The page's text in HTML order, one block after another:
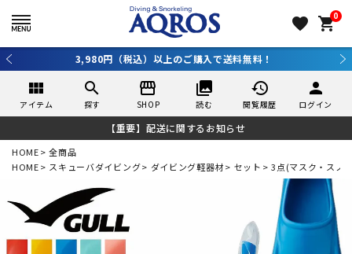
favorite 0
shopping_cart
新規アプリ会員登録で10％OFF！詳しくはコチラ ＞
view_module
アイテム
search
探す
storefront
SHOP
collections
読む
history
閲覧履歴
person
ログイン
【重要】配送に関するお知らせ
HOME
全商品
HOME
スキューバダイビング ダイビング軽器材 セット 3点(マスク・スノ